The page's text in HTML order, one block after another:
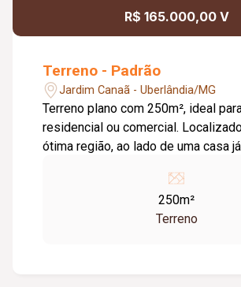
R$ 165.000,00 V
Terreno - Padrão
Jardim Canaã - Uberlândia/MG
Terreno plano com 250m², ideal
residencial ou comercial.
ótima região, ao lado de uma casa
escolas, garantindo praticidade e
250m²
Terreno